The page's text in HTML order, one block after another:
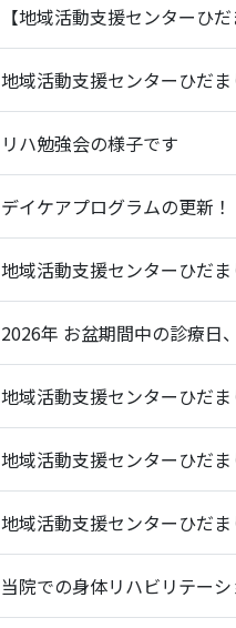
【地域活動支援センターひ
地域活動支援センターひだ
リハ勉強会の様子です
デイケアプログラムの更新！
地域活動支援センターひだ
2026年 お盆期間中の診療日
地域活動支援センターひだ
地域活動支援センターひだ
地域活動支援センターひだ
当院での身体リハビリテー